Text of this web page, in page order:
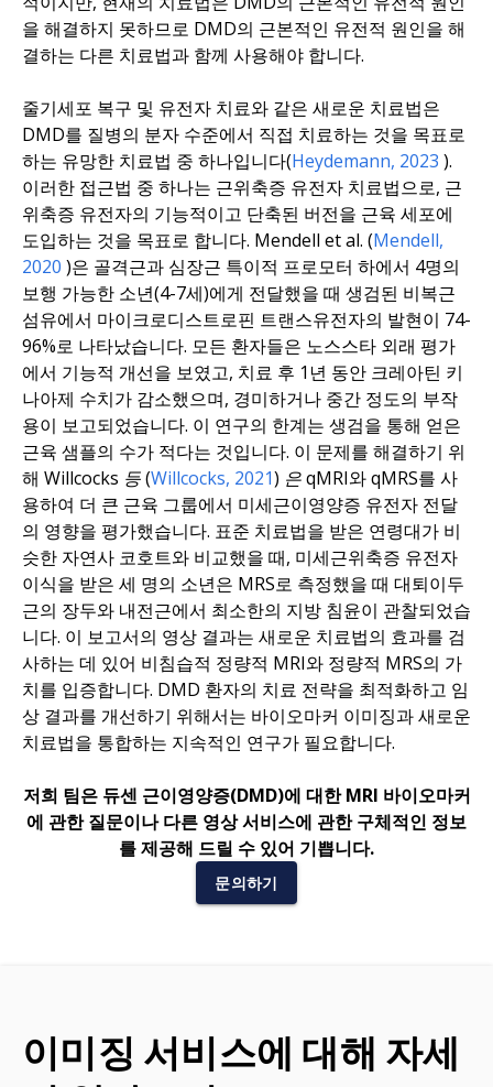
을 해결하지 못하므로 DMD의 근본적인 유전적 원인을 해
결하는 다른 치료법과 함께 사용해야 합니다.
줄기세포 복구 및 유전자 치료와 같은 새로운 치료법은
DMD를 질병의 분자 수준에서 직접 치료하는 것을 목표로
하는 유망한 치료법 중 하나입니다(Heydemann, 2023 ).
이러한 접근법 중 하나는 근위축증 유전자 치료법으로, 근
위축증 유전자의 기능적이고 단축된 버전을 근육 세포에
도입하는 것을 목표로 합니다. Mendell et al. (Mendell,
2020 )은 골격근과 심장근 특이적 프로모터 하에서 4명의
보행 가능한 소년(4-7세)에게 전달했을 때 생검된 비복근
섬유에서 마이크로디스트로핀 트랜스유전자의 발현이 74-
96%로 나타났습니다. 모든 환자들은 노스스타 외래 평가
에서 기능적 개선을 보였고, 치료 후 1년 동안 크레아틴 키
나아제 수치가 감소했으며, 경미하거나 중간 정도의 부작
용이 보고되었습니다. 이 연구의 한계는 생검을 통해 얻은
근육 샘플의 수가 적다는 것입니다. 이 문제를 해결하기 위
해 Willcocks 등(Willcocks, 2021) 은qMRI와 qMRS를 사
용하여 더 큰 근육 그룹에서 미세근이영양증 유전자 전달
의 영향을 평가했습니다. 표준 치료법을 받은 연령대가 비
슷한 자연사 코호트와 비교했을 때, 미세근위축증 유전자
이식을 받은 세 명의 소년은 MRS로 측정했을 때 대퇴이두
근의 장두와 내전근에서 최소한의 지방 침윤이 관찰되었습
니다. 이 보고서의 영상 결과는 새로운 치료법의 효과를 검
사하는 데 있어 비침습적 정량적 MRI와 정량적 MRS의 가
치를 입증합니다. DMD 환자의 치료 전략을 최적화하고 임
상 결과를 개선하기 위해서는 바이오마커 이미징과 새로운
치료법을 통합하는 지속적인 연구가 필요합니다.
저희 팀은 듀센 근이영양증(DMD)에 대한 MRI 바이오마커
에 관한 질문이나 다른 영상 서비스에 관한 구체적인 정보
를 제공해 드릴 수 있어 기쁩니다.
문의하기
이미징 서비스에 대해 자세